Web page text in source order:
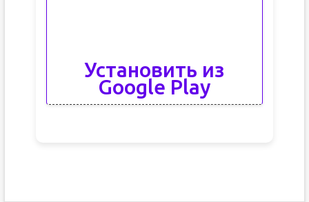
Установить из
Google Play